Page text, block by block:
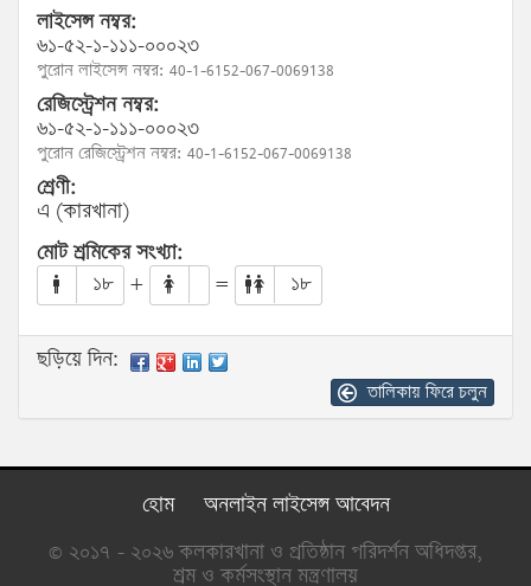
লাইসেন্স নম্বর:
৬১-৫২-১-১১১-০০০২৩
পুরোন লাইসেন্স নম্বর: 40-1-6152-067-0069138
রেজিস্ট্রেশন নম্বর:
৬১-৫২-১-১১১-০০০২৩
পুরোন রেজিস্ট্রেশন নম্বর: 40-1-6152-067-0069138
শ্রেণী:
এ (কারখানা)
মোট শ্রমিকের সংখ্যা:
১৮
+ = ১৮
ছড়িয়ে দিন:
তালিকায় ফিরে চলুন
হোম
অনলাইন লাইসেন্স আবেদন
© ২০১৭ - ২০২৬ কলকারখানা ও প্রতিষ্ঠান পরিদর্শন অধিদপ্তর,
শ্রম ও কর্মসংস্থান মন্ত্রণালয়